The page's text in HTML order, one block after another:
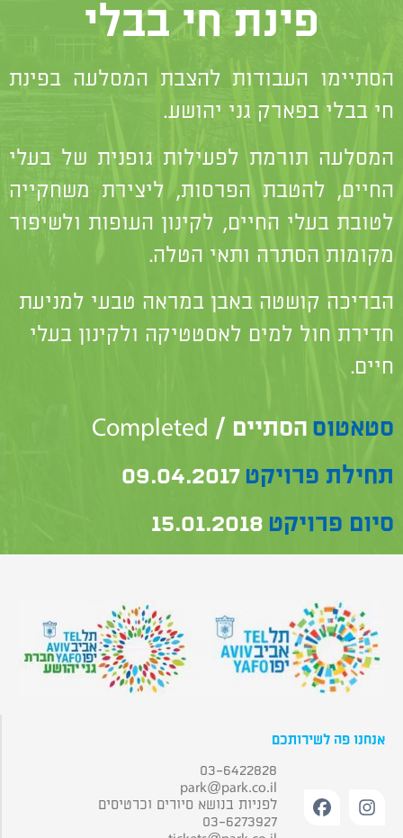
פינת חי בבלי
הסתיימו העבודות להצבת המסלעה בפינת
חי בבלי בפארק גני יהושע.
המסלעה תורמת לפעילות גופנית של בעלי
החיים, להטבת הפרסות, ליצירת משחקייה
לטובת בעלי החיים, לקינון העופות ולשיפור
מקומות הסתרה ותאי הטלה.
הבריכה קושטה באבן במראה טבעי למניעת
חדירת חול למים לאסטטיקה ולקינון בעלי
חיים.
סטאטוס הסתיים / Completed
תחילת פרויקט 09.04.2017
סיום פרויקט 15.01.2018
אנחנו פה לשירותכם
03-6422828
park@park.co.il
לפניות בנושא סיורים וכרטיסים
03-6273927